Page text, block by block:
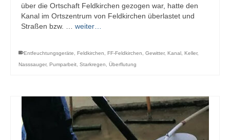
über die Ortschaft Feldkirchen gezogen war, hatte den
Kanal im Ortszentrum von Feldkirchen überlastet und
Straßen bzw. … weiter…
Entfeuchtungsgeräte Feldkirchen FF-Feldkirchen Gewitter, Kanal Keller,
Nasssauger, Pumparbeit Starkregen Überflutung